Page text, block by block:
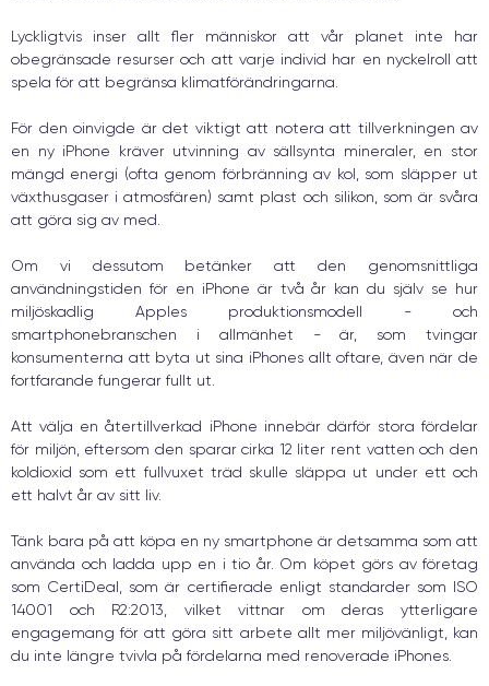
Lyckligtvis inser allt fler människor att vår planet inte har
obegränsade resurser och att varje individ har en nyckelroll att
spela för att begränsa klimatförändringarna.
För den oinvigde är det viktigt att notera att tillverkningen av
en ny iPhone kräver utvinning av sällsynta mineraler, en stor
mängd energi (ofta genom förbränning av kol, som släpper ut
växthusgaser i atmosfären) samt plast och silikon, som är svåra
att göra sig av med.
Om vi dessutom betänker att den genomsnittliga
användningstiden för en iPhone är två år kan du själv se hur
miljöskadlig Apples produktionsmodell - och
smartphonebranschen i allmänhet - är, som tvingar
konsumenterna att byta ut sina iPhones allt oftare, även när de
fortfarande fungerar fullt ut.
Att välja en återtillverkad iPhone innebär därför stora fördelar
för miljön, eftersom den sparar cirka 12 liter rent vatten och den
koldioxid som ett fullvuxet träd skulle släppa ut under ett och
ett halvt år av sitt liv.
Tänk bara på att köpa en ny smartphone är detsamma som att
använda och ladda upp en i tio år. Om köpet görs av företag
som CertiDeal, som är certifierade enligt standarder som ISO
14001 och R2:2013, vilket vittnar om deras ytterligare
engagemang för att göra sitt arbete allt mer miljövänligt, kan
du inte längre tvivla på fördelarna med renoverade iPhones.